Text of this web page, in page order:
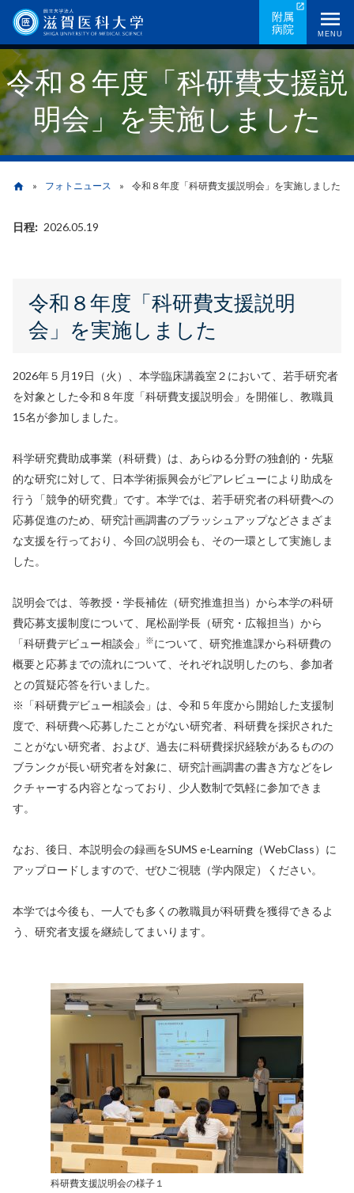
ン
コ
ン
テ
ン
ツ
附属
病院
MENU
令和８年度「科研費支援説
明会」を実施しました
く
ず
home フォトニュース 令和８年度「科研費支援説明会」を実施しました
日程 2026.05.19
令和８年度「科研費支援説明
会」を実施しました
2026年５月19日（火）、本学臨床講義室２において、若手研究者
を対象とした令和８年度「科研費支援説明会」を開催し、教職員
15名が参加しました。
科学研究費助成事業（科研費）は、あらゆる分野の独創的・先駆
的な研究に対して、日本学術振興会がピアレビューにより助成を
行う「競争的研究費」です。本学では、若手研究者の科研費への
応募促進のため、研究計画調書のブラッシュアップなどさまざま
な支援を行っており、今回の説明会も、その一環として実施しま
した。
説明会では、等教授・学長補佐（研究推進担当）から本学の科研
費応募支援制度について、尾松副学長（研究・広報担当）から
「科研費デビュー相談会」
※について、研究推進課から科研費の
概要と応募までの流れについて、それぞれ説明したのち、参加者
との質疑応答を行いました。
※「科研費デビュー相談会」は、令和５年度から開始した支援制
度で、科研費へ応募したことがない研究者、科研費を採択された
ことがない研究者、および、過去に科研費採択経験があるものの
ブランクが長い研究者を対象に、研究計画調書の書き方などをレ
クチャーする内容となっており、少人数制で気軽に参加できま
す。
なお、後日、本説明会の録画をSUMS e-Learning（WebClass）に
アップロードしますので、ぜひご視聴（学内限定）ください。
本学では今後も、一人でも多くの教職員が科研費を獲得できるよ
う、研究者支援を継続してまいります。
科研費支援説明会の様子１